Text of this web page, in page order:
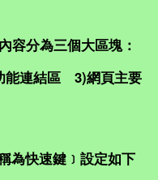
容分為三個大區塊：
連結區3)網頁主要
為快速鍵﹞設定如下